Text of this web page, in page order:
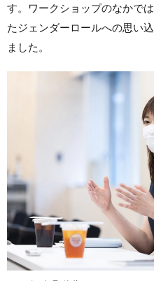
す。ワークショップのなかで
たジェンダーロールへの思い
ました。